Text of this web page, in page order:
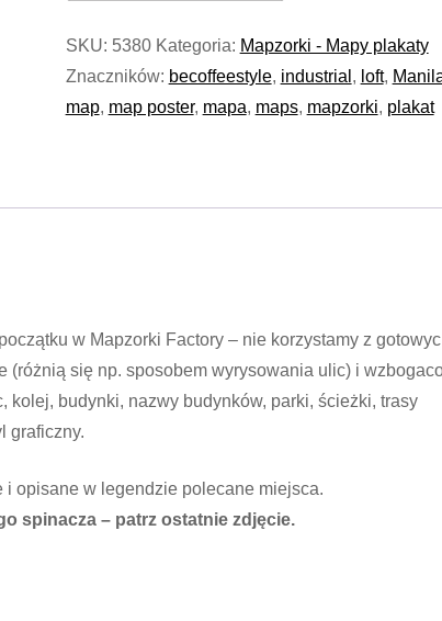
SKU: 5380 Kategoria: Mapzorki - Mapy plakaty
Znaczników: becoffeestyle, industrial , loft,
map, map poster, mapa, maps, mapzorki, plakat
w Mapzorki Factory – nie korzystamy z
się np. sposobem wyrysowania ulic) i
kolej, budynki, nazwy budynków, parki, ścieżki, trasy
graficzny.
i opisane w legendzie polecane miejsca.
spinacza – patrz ostatnie zdjęcie.